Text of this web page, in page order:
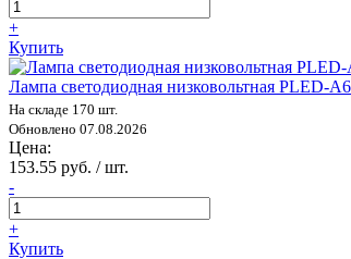
+
Купить
Лампа светодиодная низковольтная PLED-
На складе 170 шт.
Обновлено 07.08.2026
Цена:
153.55 руб. / шт.
-
+
Купить